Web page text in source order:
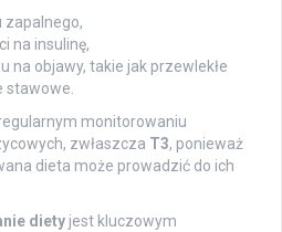
zapalnego,
na insulinę,
na objawy, takie jak przewlekłe
stawowe.
monitorowaniu
zwłaszcza T3, ponieważ
dieta może prowadzić do ich
diety jest kluczowym